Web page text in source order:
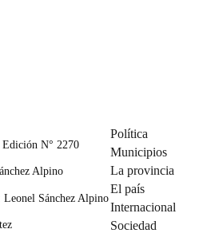
N° 2270
Alpino
Leonel Sánchez Alpino
Política
Municipios
La provincia
El país
Internacional
Sociedad